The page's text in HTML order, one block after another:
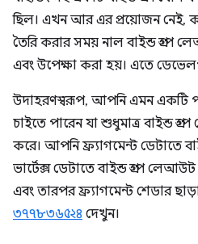
ছিল। এখন আর এর প্রয়োজন নেই,
তৈরি করার সময় নাল বাইন্ড
এবং উপেক্ষা করা হয়। এতে
উদাহরণস্বরূপ, আপনি এমন একটি
চাইতে পারেন যা শুধুমাত্র বাইন্ড
করে। আপনি ফ্র্যাগমেন্ট ডেটাতে
ভার্টেক্স ডেটাতে বাইন্ড গ্রুপ
এবং তারপর ফ্র্যাগমেন্ট শেডার
৩৭৭৮৩৬৫২৪ দেখুন।